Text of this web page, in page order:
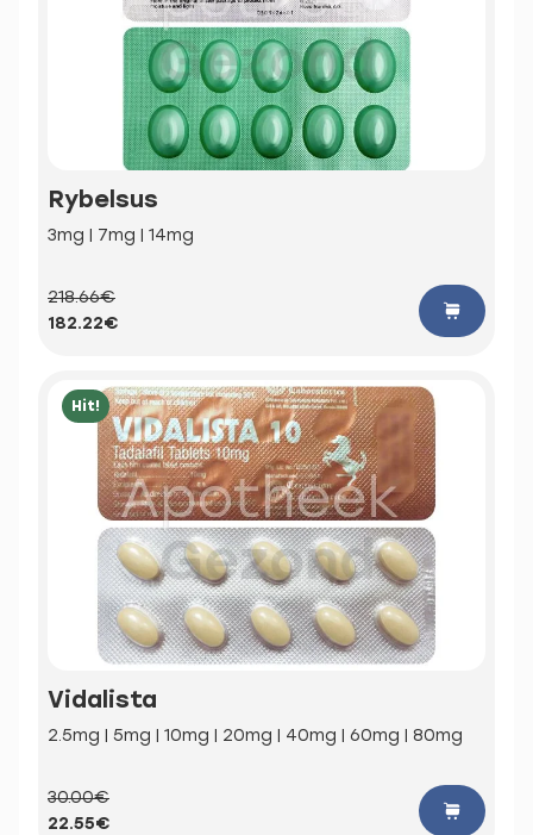
Rybelsus
3mg | 7mg | 14mg
218.66€
182.22€
Hit!
Vidalista
2.5mg | 5mg | 10mg | 20mg | 40mg | 60mg | 80mg
30.00€
22.55€